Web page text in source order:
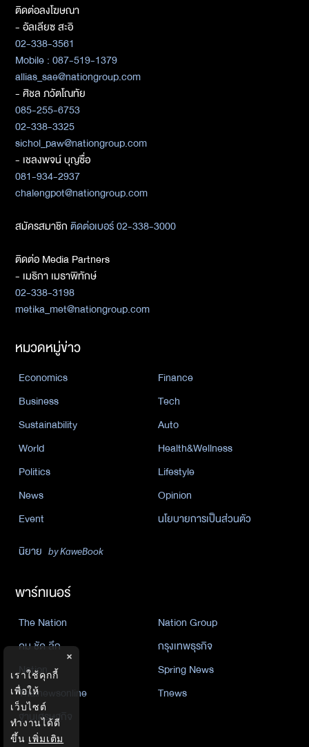
ติดต่อลงโฆษณา
- อัลเลียซ สะอิ
02-338-3561
Mobile : 087-519-1379
allias_sae@nationgroup.com
- ศิชล ภวัตโณทัย
085-255-6753
02-338-3325
sichol_paw@nationgroup.com
- เชลงพจน์ บุญซื่อ
081-934-2937
chalengpot@nationgroup.com
สมัครสมาชิกติดต่อเบอร์ 02-338-3000
ติดต่อ Media Partners
- เมธิกา เมธาพิทักษ์
02-338-3198
metika_met@nationgroup.com
หมวดหมู่ข่าว
Economics
Finance
Business
Tech
Sustainability
Auto
World
Health&Wellness
Politics
Lifestyle
News
Opinion
Event
นโยบายการเป็นส่วนตัว
นิยาย by KaweBook
พาร์ทเนอร์
The Nation
Nation Group
คม ชัด ลึก
กรุงเทพธุรกิจ
Nation
Spring News
Thainewsonline
Tnews
ฐานเศรษฐกิจ
×
เราใช้คุกกี้
เพื่อให้
เว็บไซต์
ทำงานได้ดี
ขึ้น เพิ่มเติม